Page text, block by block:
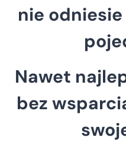
nie
Nawet
bez